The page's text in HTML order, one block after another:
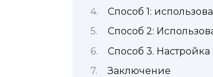
Способ 1:
Способ 2:
Способ 3.
Заключение